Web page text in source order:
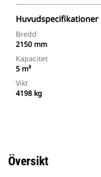
Huvudspecifikationer
Bredd
2150 mm
Kapacitet
5 m³
Vikt
4198 kg
Översikt